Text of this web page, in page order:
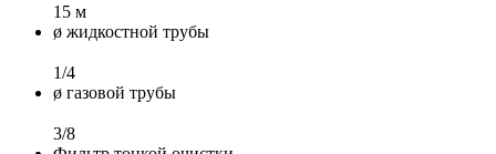
15 м
ø жидкостной трубы
1/4
ø газовой трубы
3/8